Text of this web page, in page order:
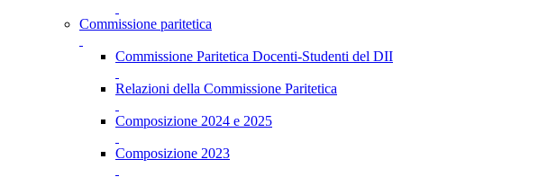
Commissione paritetica
Commissione Paritetica Docenti-Studenti del DII
Relazioni della Commissione Paritetica
Composizione 2024 e 2025
Composizione 2023